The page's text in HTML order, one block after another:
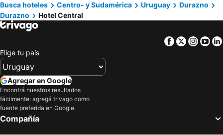
Busca hoteles
Centro- y Sudamérica Uruguay
Durazno
Durazno
Hotel Central
Facebook
Twitter
Elige tu país
Agregar en Google
Encontrá nuestros resultados
fácilmente: agregá trivago como
fuente preferida en Google.
Compañía